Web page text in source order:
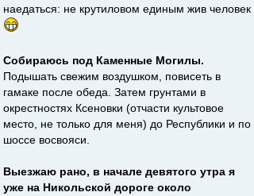
наедаться: не крутиловом единым жив человек
Собираюсь под Каменные Могилы.
Подышать свежим воздушком, повисеть в
гамаке после обеда. Затем грунтами в
окрестностях Ксеновки (отчасти культовое
место, не только для меня) до Республики и по
шоссе восвояси.
Выезжаю рано, в начале девятого утра я
уже на Никольской дороге около